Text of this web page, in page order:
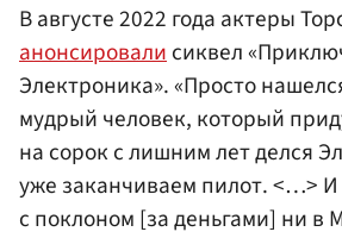
В августе 2022 года актеры
анонсировали сиквел
Электроника». «Просто
мудрый человек, который
на сорок с лишним лет делся
уже заканчиваем пилот. <…>
с поклоном [за деньгами] ни в